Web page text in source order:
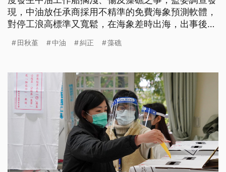
現，中油放任承商採用不精準的免費海象預測軟體，
對停工浪高標準又寬鬆，在海象差時出海，出事後又
告糾正中油。
田秋堇 中油 糾正 藻礁